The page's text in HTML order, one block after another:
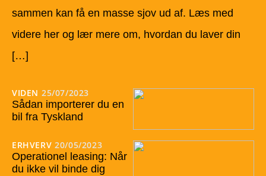
sammen kan få en masse sjov ud af. Læs med
videre her og lær mere om, hvordan du laver din
[…]
VIDEN 25/07/2023
Sådan importerer du en
bil fra Tyskland
ERHVERV 20/05/2023
Operationel leasing: Når
du ikke vil binde dig